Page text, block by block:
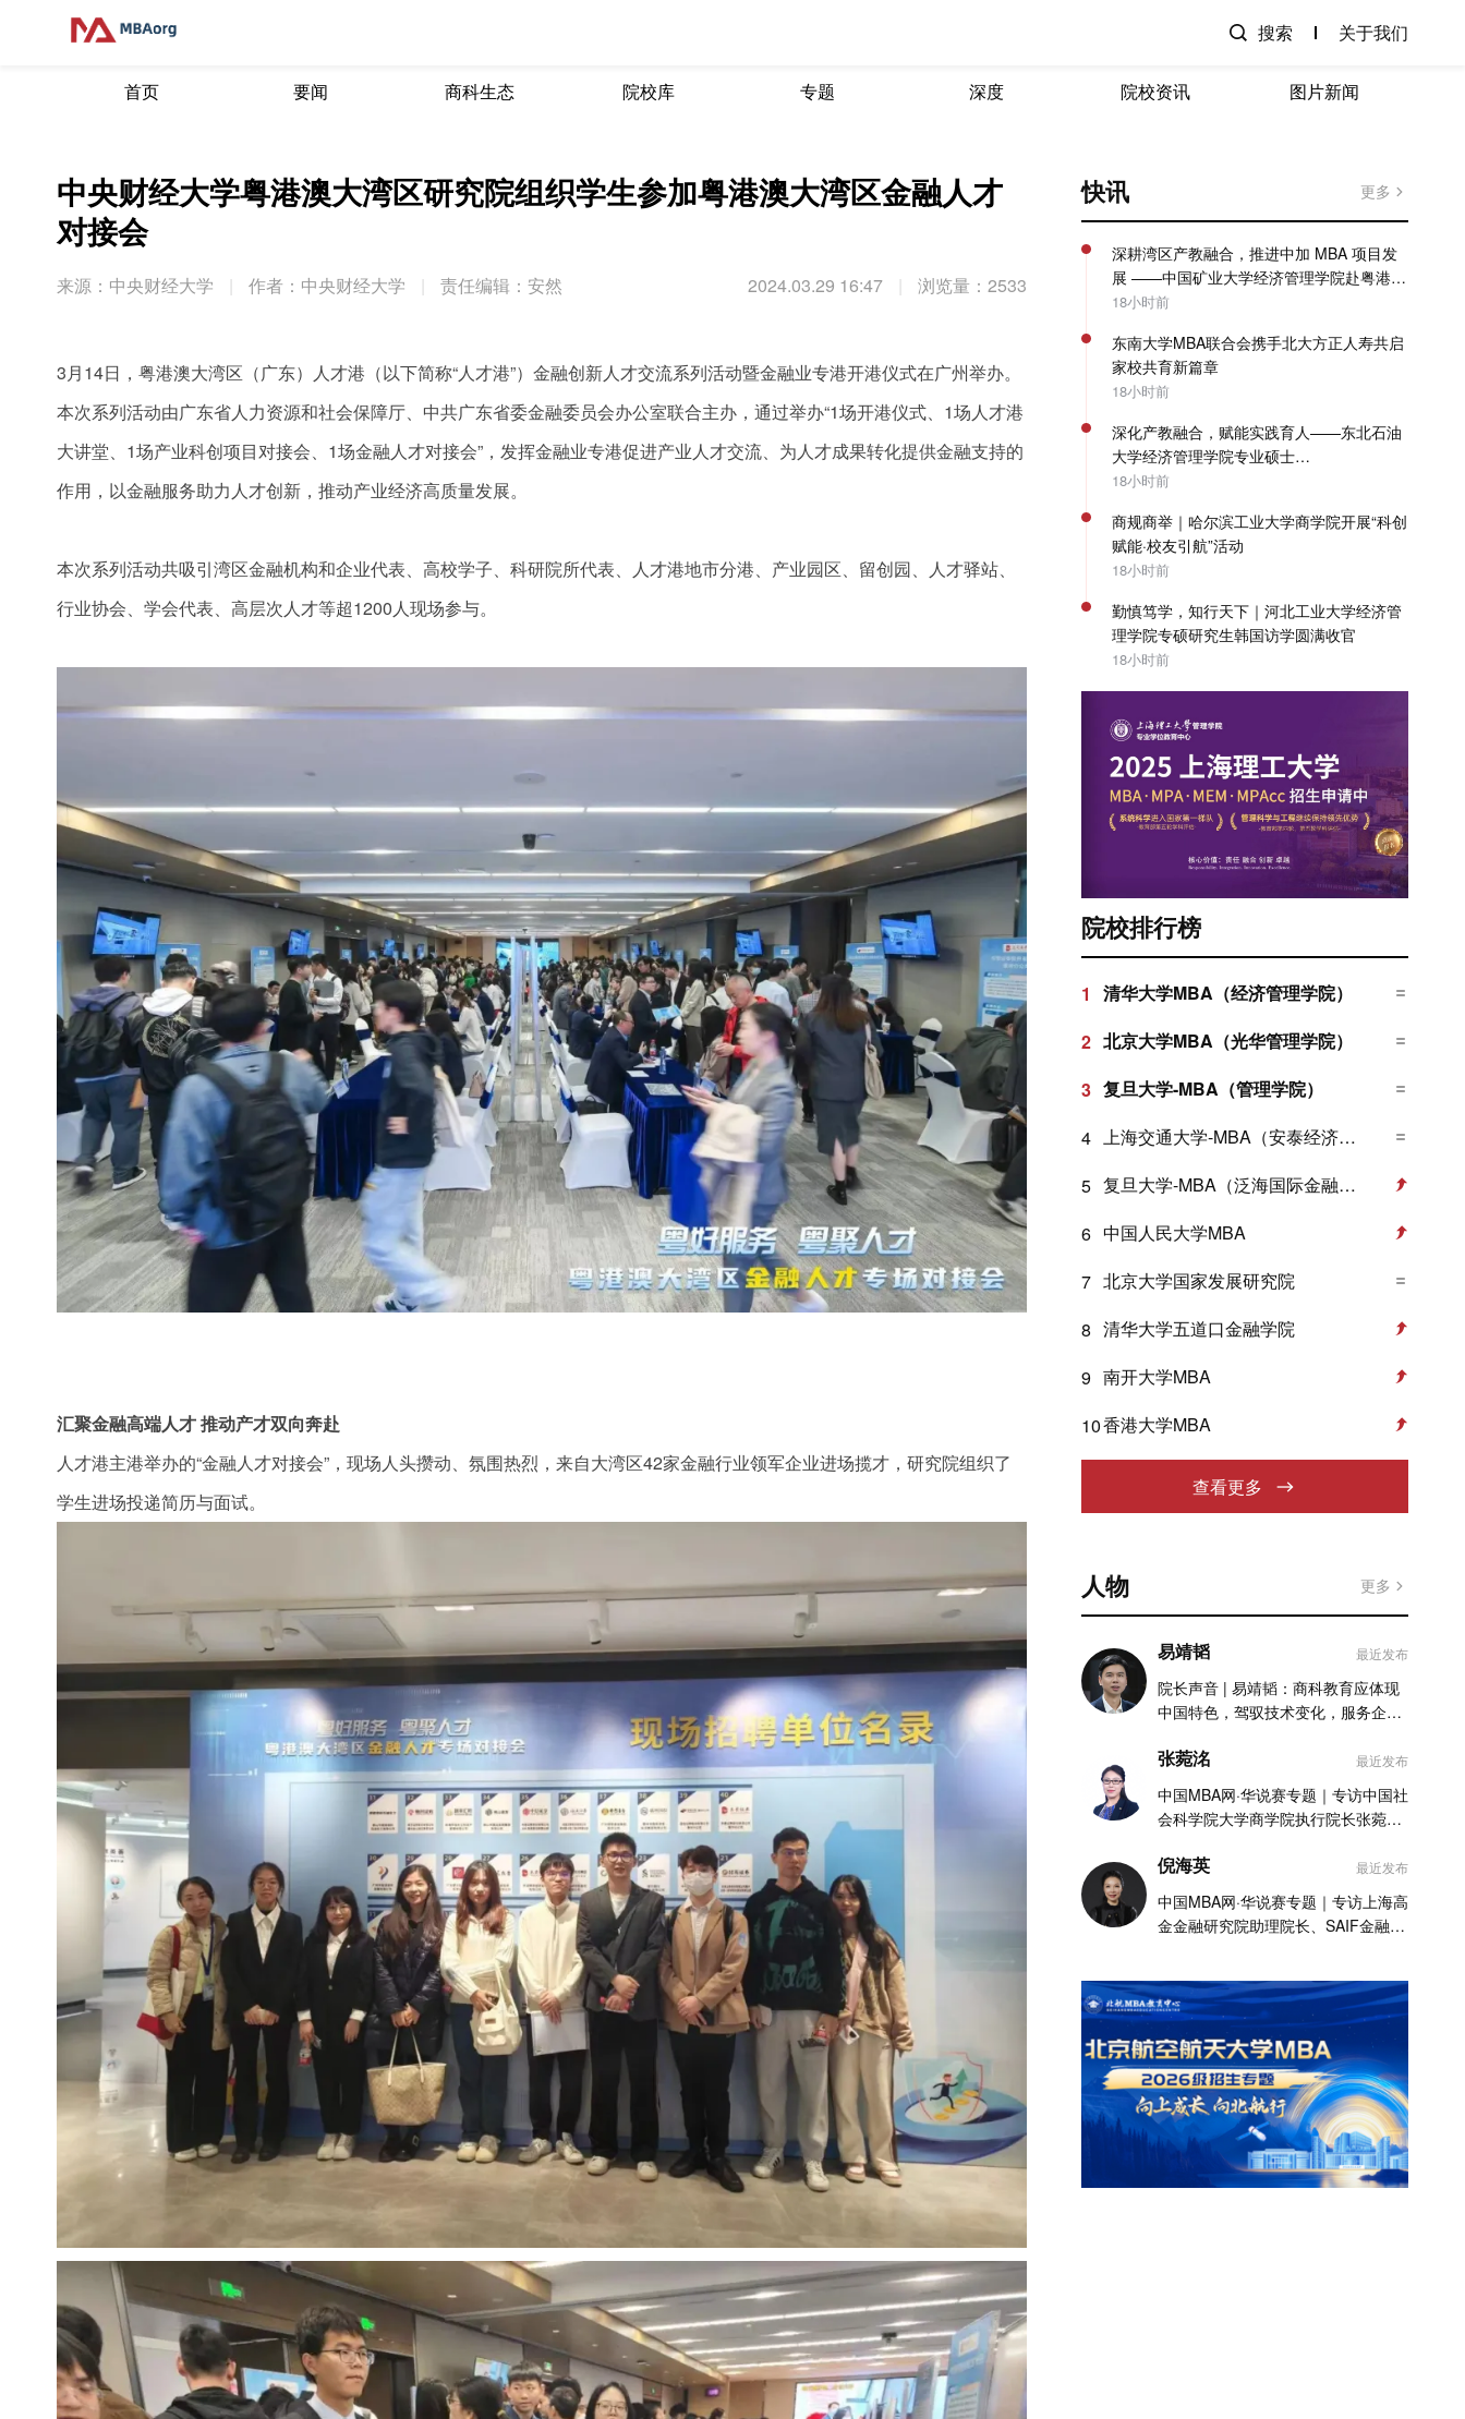
搜索 关于我们
首页 要闻 商科生态 院校库 专题 深度 院校资讯 图片新闻
中央财经大学粤港澳大湾区研究院组织学生参加粤港澳大湾区金融人才
对接会
来源：中央财经大学 作者：中央财经大学 责任编辑：安然 2024.03.29 16:47 浏览量：2533
3月14日，粤港澳大湾区（广东）人才港（以下简称“人才港”）金融创新人才交流系列活动暨金融业专港开港仪式在广州举办。
本次系列活动由广东省人力资源和社会保障厅、中共广东省委金融委员会办公室联合主办，通过举办“1场开港仪式、1场人才港
大讲堂、1场产业科创项目对接会、1场金融人才对接会”，发挥金融业专港促进产业人才交流、为人才成果转化提供金融支持的
作用，以金融服务助力人才创新，推动产业经济高质量发展。
本次系列活动共吸引湾区金融机构和企业代表、高校学子、科研院所代表、人才港地市分港、产业园区、留创园、人才驿站、
行业协会、学会代表、高层次人才等超1200人现场参与。
汇聚金融高端人才推动产才双向奔赴
人才港主港举办的“金融人才对接会”，现场人头攒动、氛围热烈，来自大湾区42家金融行业领军企业进场揽才，研究院组织了
学生进场投递简历与面试。
快讯 更多
深耕湾区产教融合，推进中加 MBA 项目发
展 ——中国矿业大学经济管理学院赴粤港澳
开展专项走访调研
18小时前
东南大学MBA联合会携手北大方正人寿共启
家校共育新篇章
18小时前
深化产教融合，赋能实践育人——东北石油
大学经济管理学院专业硕士
（MBA/MPAcc）系列教学活动圆满收官
18小时前
商规商举｜哈尔滨工业大学商学院开展“科创
赋能·校友引航”活动
18小时前
勤慎笃学，知行天下｜河北工业大学经济管
理学院专硕研究生韩国访学圆满收官
18小时前
院校排行榜
1
清华大学MBA（经济管理学院）
2 北京大学MBA（光华管理学院）
3 复旦大学-MBA（管理学院）
4
上海交通大学-MBA（安泰经济与管理学院）
5
复旦大学-MBA（泛海国际金融学院）
6 中国人民大学MBA
7 北京大学国家发展研究院
8 清华大学五道口金融学院
9 南开大学MBA
10香港大学MBA
查看更多
人物 更多
易靖韬 最近发布
院长声音 | 易靖韬：商科教育应体现
中国特色，驾驭技术变化，服务企业
张菀洺 最近发布
中国MBA网·华说赛专题｜专访中国社
会科学院大学商学院执行院长张菀洺
倪海英 最近发布
中国MBA网·华说赛专题｜专访上海高
金金融研究院助理院长、SAIF金融